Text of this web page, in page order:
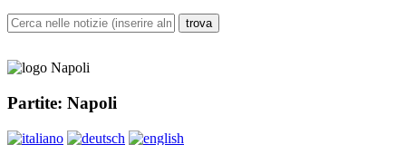
Partite: Napoli